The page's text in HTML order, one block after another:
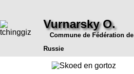
Vurnarsky O.
Commune de Fédération de
Russie